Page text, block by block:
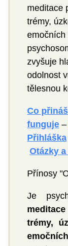
meditace
trémy,
emočních
zvyšuje
odolnost
tělesnou
Co
funguje –
Přihláška
Otázky
Přínosy
Je
trémy,